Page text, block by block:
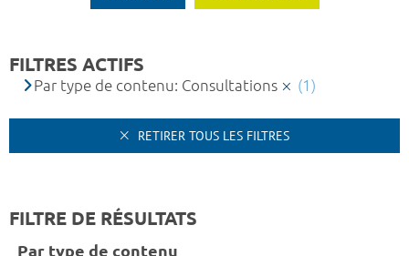
FILTRES ACTIFS
Par type de contenu: Consultations (1)
RETIRER TOUS LES FILTRES
FILTRE DE RÉSULTATS
Par type de contenu